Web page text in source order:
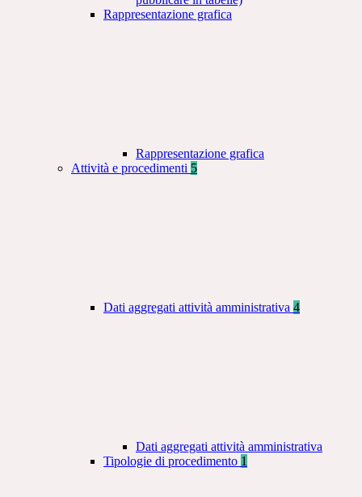
Rappresentazione grafica
Rappresentazione grafica
Attività e procedimenti 5
Dati aggregati attività amministrativa 4
Dati aggregati attività amministrativa
Tipologie di procedimento 1